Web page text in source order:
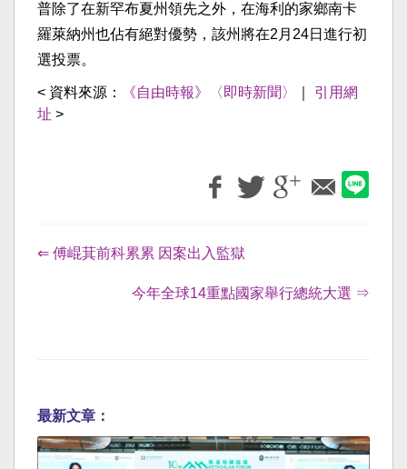
普除了在新罕布夏州領先之外，在海利的家鄉南卡
羅萊納州也佔有絕對優勢，該州將在2月24日進行初
選投票。
< 資料來源： 《自由時報》〈即時新聞〉
引用網
址 >
⇐ 傅崐萁前科累累 因案出入監獄
今年全球14重點國家舉行總統大選 ⇒
最新文章：